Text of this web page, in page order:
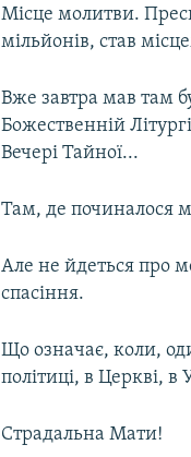
Місце молитви.
мільйонів, став
Вже завтра мав там
Божественній
Вечері Тайної...
Там, де починалося
Але не йдеться про
спасіння.
Що означає, коли,
політиці, в Церкві, в
Страдальна Мати!